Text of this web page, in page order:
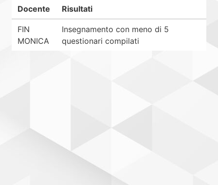
Docente Risultati
FIN
MONICA
Insegnamento con meno di 5
questionari compilati